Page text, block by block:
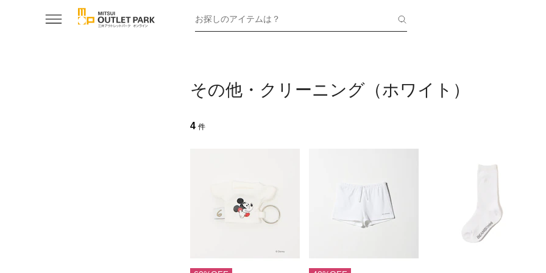
お探しのアイテムは？
その他・クリーニング（ホワイト）
4 件